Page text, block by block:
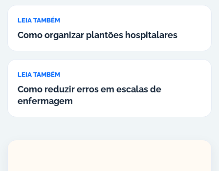
LEIA TAMBÉM
Como organizar plantões hospitalares
LEIA TAMBÉM
Como reduzir erros em escalas de
enfermagem